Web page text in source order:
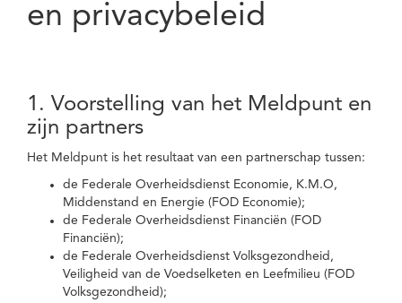
en privacybeleid
1. Voorstelling van het Meldpunt en
zijn partners
Het Meldpunt is het resultaat van een partnerschap tussen:
de Federale Overheidsdienst Economie, K.M.O,
Middenstand en Energie (FOD Economie);
de Federale Overheidsdienst Financiën (FOD
Financiën);
de Federale Overheidsdienst Volksgezondheid,
Veiligheid van de Voedselketen en Leefmilieu (FOD
Volksgezondheid);